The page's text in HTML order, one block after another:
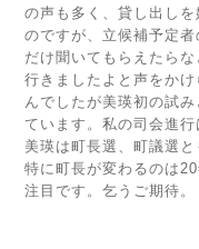
の声も多く、貸し出し
のですが、立候補予定
だけ聞いてもらえたら
行きましたよと声をか
んでしたが美瑛初の試
ています。私の司会進
美瑛は町長選、町議選
特に町長が変わるのは
注目です。乞うご期待。